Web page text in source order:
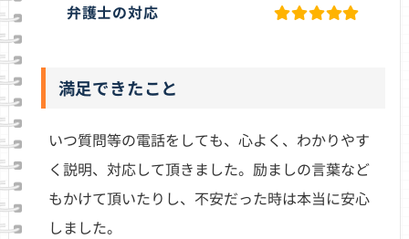
弁護士の対応
満足できたこと
いつ質問等の電話をしても、心よく、わかりやす
く説明、対応して頂きました。励ましの言葉など
もかけて頂いたりし、不安だった時は本当に安心
しました。